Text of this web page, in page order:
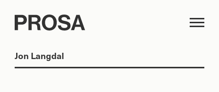
Jon Langdal